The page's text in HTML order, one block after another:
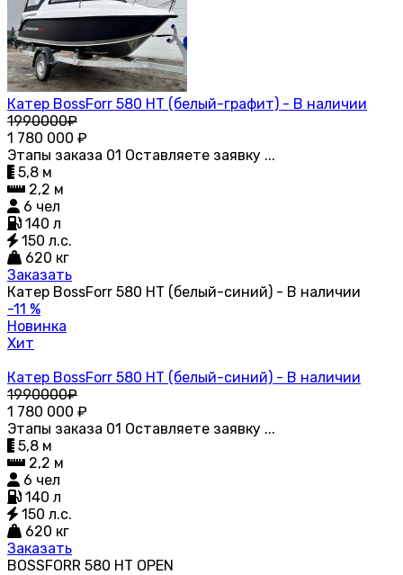
Катер BossForr 580 HT (белый-графит) - В наличии
1990000₽
1 780 000 ₽
Этапы заказа 01 Оставляете заявку ...
5,8 м
2,2 м
6 чел
140 л
150 л.с.
620 кг
Заказать
Катер BossForr 580 HT (белый-синий) - В наличии
-11 %
Новинка
Хит
Катер BossForr 580 HT (белый-синий) - В наличии
1990000₽
1 780 000 ₽
Этапы заказа 01 Оставляете заявку ...
5,8 м
2,2 м
6 чел
140 л
150 л.с.
620 кг
Заказать
BOSSFORR 580 HT OPEN